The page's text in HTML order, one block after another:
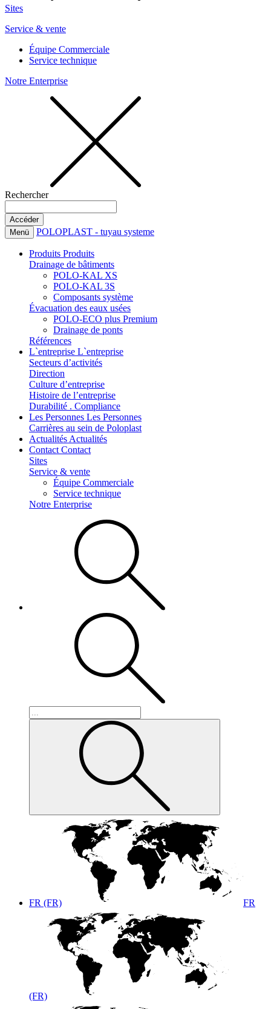
Sites
Service & vente
Équipe Commerciale
Service technique
Notre Enterprise
Rechercher
Menü POLOPLAST - tuyau systeme
Produits Produits
Drainage de bâtiments
POLO-KAL XS
POLO-KAL 3S
Composants système
Évacuation des eaux usées
POLO-ECO plus Premium
Drainage de ponts
Références
L`entreprise L`entreprise
Secteurs d’activités
Direction
Culture d’entreprise
Histoire de l’entreprise
Durabilité . Compliance
Les Personnes Les Personnes
Carrières au sein de Poloplast
Actualités Actualités
Contact Contact
Sites
Service & vente
Équipe Commerciale
Service technique
Notre Enterprise
FR (FR) FR
(FR)